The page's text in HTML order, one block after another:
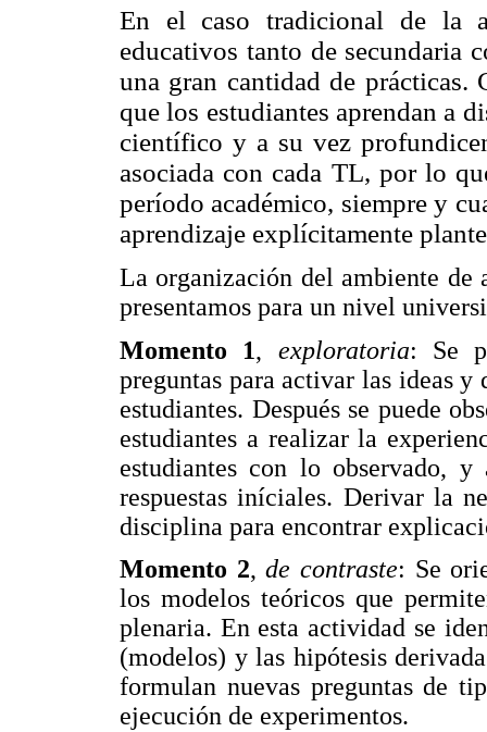
En el caso tradicional de la
educativos tanto de secundaria
una gran cantidad de prácticas.
que los estudiantes aprendan a
científico y a su vez
asociada con cada TL, por lo
período académico, siempre y
aprendizaje explícitamente
La organización del ambiente de
presentamos para un nivel
Momento 1, exploratoria: Se
preguntas para activar las ideas y
estudiantes. Después se puede
estudiantes a realizar la
estudiantes con lo observado, y
respuestas iníciales. Derivar la
disciplina para encontrar
Momento 2,de contraste: Se
los modelos teóricos que
plenaria. En esta actividad se
(modelos) y las hipótesis
formulan nuevas preguntas de
ejecución de experimentos.